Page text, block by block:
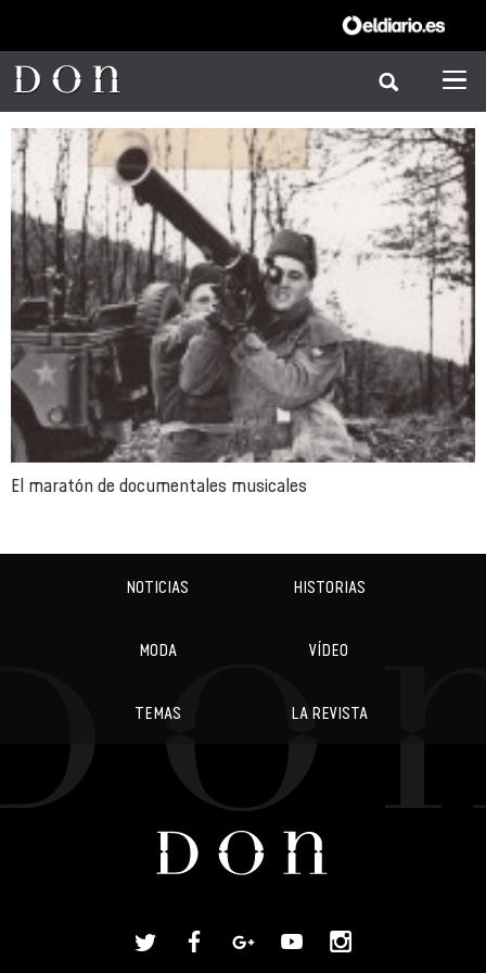
El maratón de documentales musicales
NOTICIAS HISTORIAS
MODA VÍDEO
TEMAS LA REVISTA